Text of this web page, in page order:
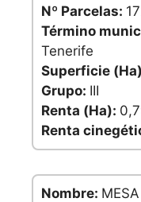
Nº Parcelas:
Término
Tenerife
Superficie
Grupo: III
Renta (Ha):
Renta
Nombre: